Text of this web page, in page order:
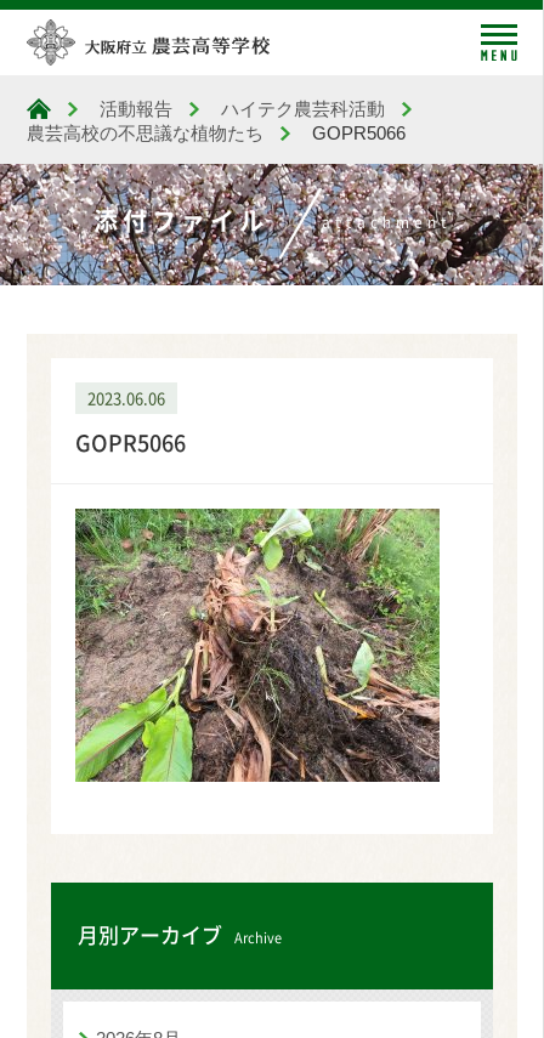
大阪府立農芸高等学校
活動報告
ハイテク農芸科活動
農芸高校の不思議な植物たち
GOPR5066
添付ファイル attachment
2023.06.06
GOPR5066
月別アーカイブ Archive